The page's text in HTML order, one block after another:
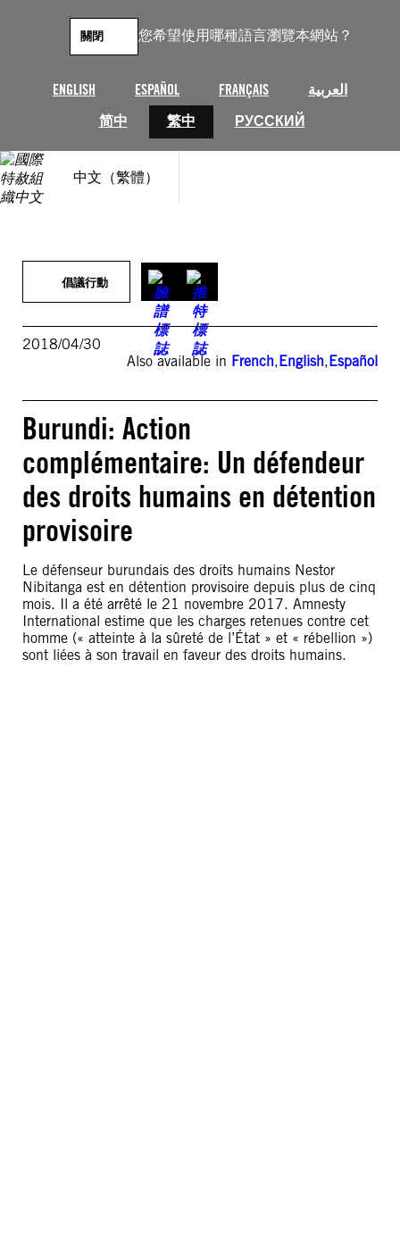
您希望使用哪種語言瀏覽本網站？
ENGLISH ESPAÑOL FRANÇAIS
العربية
简中
繁中 РУССКИЙ
關閉
中文（繁體）
倡議行動
2018/04/30
Also available in French,English,Español
Burundi: Action
complémentaire: Un défendeur
des droits humains en détention
provisoire
Le défenseur burundais des droits humains Nestor
Nibitanga est en détention provisoire depuis plus de cinq
mois. Il a été arrêté le 21 novembre 2017. Amnesty
International estime que les charges retenues contre cet
homme (« atteinte à la sûreté de l’État » et « rébellion »)
sont liées à son travail en faveur des droits humains.